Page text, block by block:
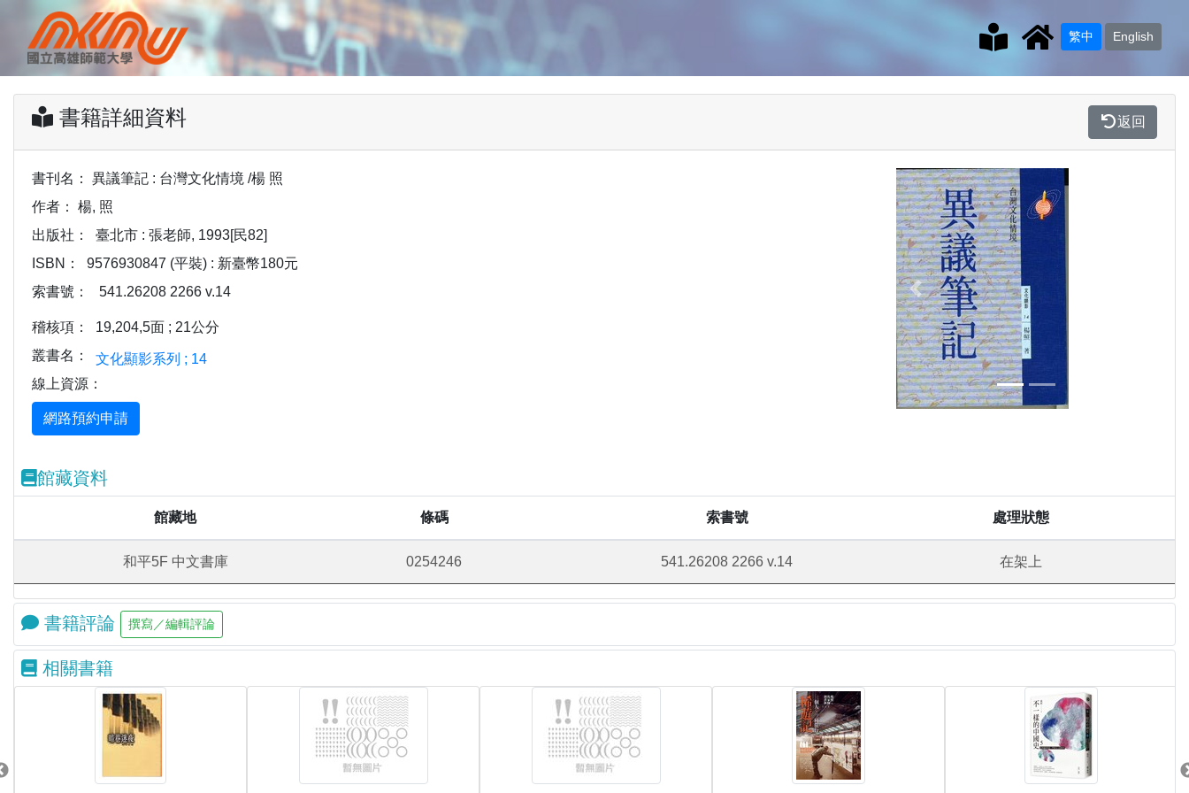
繁中 English
書籍詳細資料 返回
書刊名：
異議筆記 : 台灣文化情境 /楊 照
作者：
楊, 照
出版社：
臺北市 : 張老師, 1993[民82]
ISBN：
9576930847 (平裝) : 新臺幣180元
索書號：
541.26208 2266 v.14
稽核項：
19,204,5面 ; 21公分
叢書名：
文化顯影系列 ; 14
線上資源：
Previous
館藏資料
館藏地 條碼 索書號 處理狀態
和平5F 中文書庫 0254246 541.26208 2266 v.14 在架上
書籍評論
相關書籍